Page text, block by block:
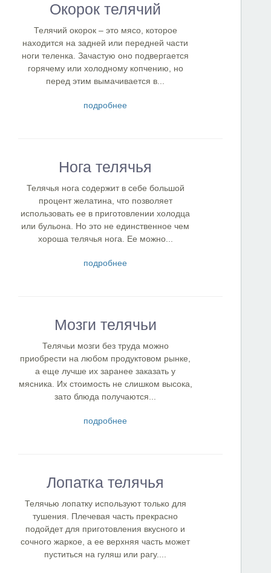
Окорок телячий
Телячий окорок – это мясо, которое
находится на задней или передней части
ноги теленка. Зачастую оно подвергается
горячему или холодному копчению, но
перед этим вымачивается в...
подробнее
Нога телячья
Телячья нога содержит в себе большой
процент желатина, что позволяет
использовать ее в приготовлении холодца
или бульона. Но это не единственное чем
хороша телячья нога. Ее можно...
подробнее
Мозги телячьи
Телячьи мозги без труда можно
приобрести на любом продуктовом рынке,
а еще лучше их заранее заказать у
мясника. Их стоимость не слишком высока,
зато блюда получаются...
подробнее
Лопатка телячья
Телячью лопатку используют только для
тушения. Плечевая часть прекрасно
подойдет для приготовления вкусного и
сочного жаркое, а ее верхняя часть может
пуститься на гуляш или рагу....